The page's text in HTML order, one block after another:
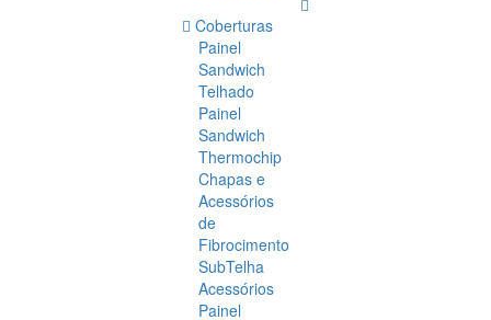
Coberturas
Painel
Sandwich
Telhado
Painel
Sandwich
Thermochip
Chapas e
Acessórios
de
Fibrocimento
SubTelha
Acessórios
Painel